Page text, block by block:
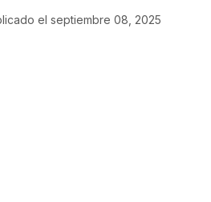
el septiembre 08, 2025